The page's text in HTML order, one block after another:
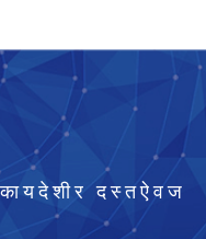
कायदेशीर दस्तऐवज